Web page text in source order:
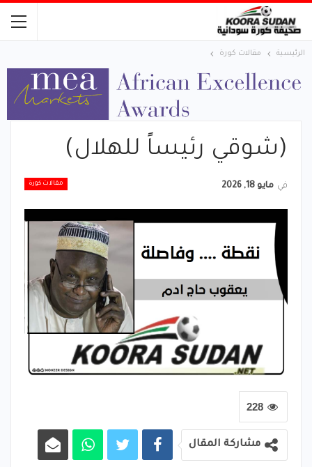
الرئيسية مقالات كورة
(شوقي رئيساً للهلال)
مقالات كورة في مايو 18, 2026
228
مشاركة المقال